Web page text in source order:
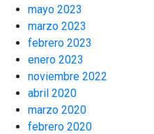
mayo 2023
marzo 2023
febrero 2023
enero 2023
noviembre 2022
abril 2020
marzo 2020
febrero 2020